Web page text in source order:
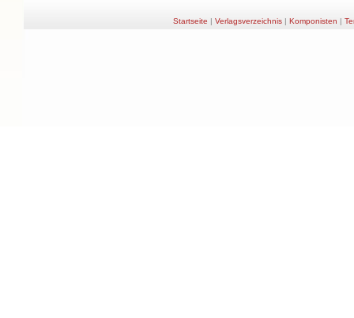
Startseite | Verlagsverzeichnis| Komponisten |